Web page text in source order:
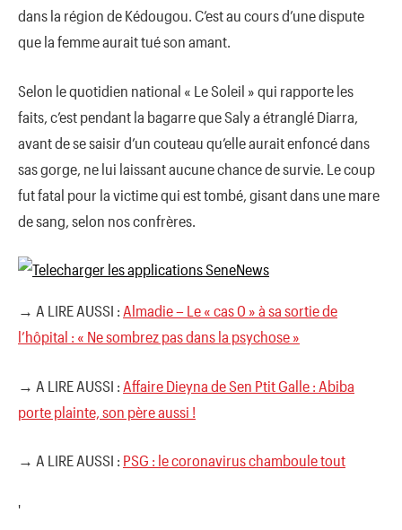
dans la région de Kédougou. C’est au cours d’une dispute
que la femme aurait tué son amant.
Selon le quotidien national « Le Soleil » qui rapporte les
faits, c’est pendant la bagarre que Saly a étranglé Diarra,
avant de se saisir d’un couteau qu’elle aurait enfoncé dans
sas gorge, ne lui laissant aucune chance de survie. Le coup
fut fatal pour la victime qui est tombé, gisant dans une mare
de sang, selon nos confrères.
→ A LIRE AUSSI : Almadie – Le « cas 0 » à sa sortie de
l’hôpital : « Ne sombrez pas dans la psychose »
→ A LIRE AUSSI : Affaire Dieyna de Sen Ptit Galle : Abiba
porte plainte, son père aussi !
→ A LIRE AUSSI : PSG : le coronavirus chamboule tout
'